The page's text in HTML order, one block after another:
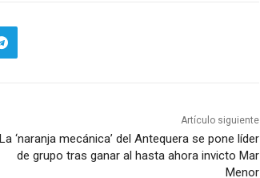
Artículo siguiente
La ‘naranja mecánica’ del Antequera se pone líder
de grupo tras ganar al hasta ahora invicto Mar
Menor